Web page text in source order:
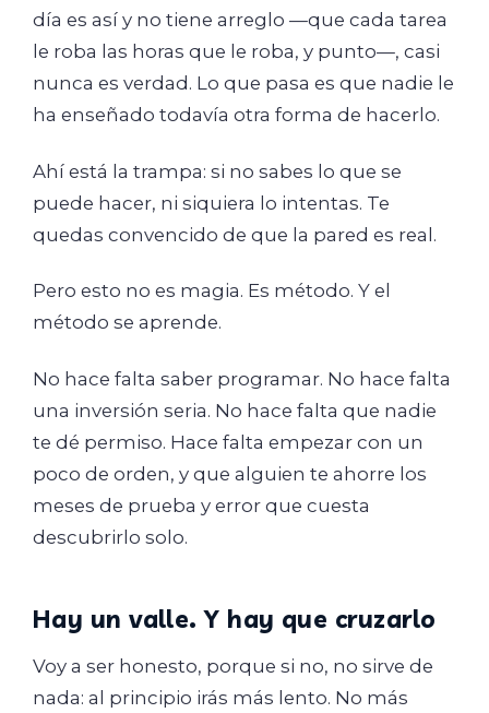
día es así y no tiene arreglo —que cada tarea
le roba las horas que le roba, y punto—, casi
nunca es verdad. Lo que pasa es que nadie le
ha enseñado todavía otra forma de hacerlo.
Ahí está la trampa: si no sabes lo que se
puede hacer, ni siquiera lo intentas. Te
quedas convencido de que la pared es real.
Pero esto no es magia. Es método. Y el
método se aprende.
No hace falta saber programar. No hace falta
una inversión seria. No hace falta que nadie
te dé permiso. Hace falta empezar con un
poco de orden, y que alguien te ahorre los
meses de prueba y error que cuesta
descubrirlo solo.
Hay un valle. Y hay que cruzarlo
Voy a ser honesto, porque si no, no sirve de
nada: al principio irás más lento. No más